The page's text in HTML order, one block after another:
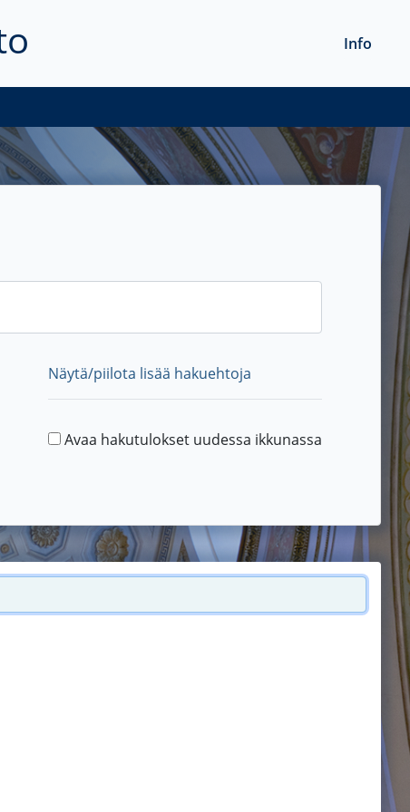
Info
Näytä/piilota lisää hakuehtoja
Avaa hakutulokset uudessa ikkunassa